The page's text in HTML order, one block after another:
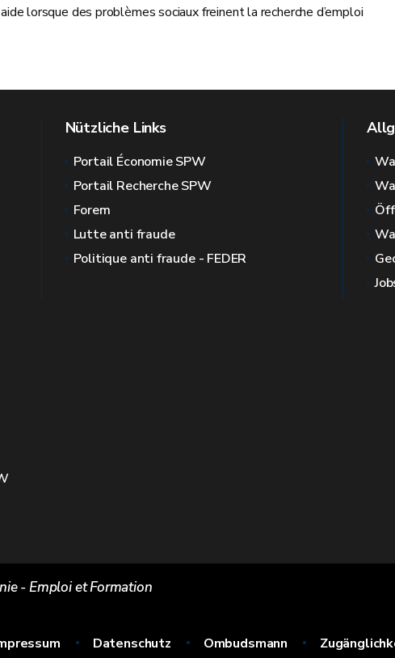
lorsque des problèmes sociaux freinent la recherche d’emploi
Nützliche Links
Portail Économie SPW
Portail Recherche SPW
Forem
Lutte anti fraude
Politique anti fraude - FEDER
- Emploi et Formation
Datenschutz Ombudsmann